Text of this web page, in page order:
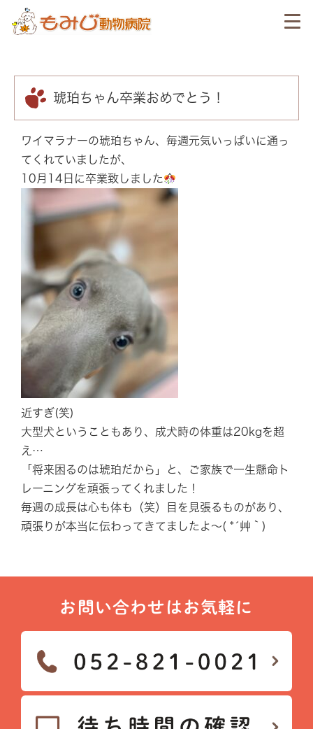
琥珀ちゃん卒業おめでとう！
ワイマラナーの琥珀ちゃん、毎週元気いっぱいに通っ
てくれていましたが、
10月14日に卒業致しました
近すぎ(笑)
大型犬ということもあり、成犬時の体重は20kgを超
え…
「将来困るのは琥珀だから」と、ご家族で一生懸命ト
レーニングを頑張ってくれました！
毎週の成長は心も体も（笑）目を見張るものがあり、
頑張りが本当に伝わってきてましたよ～( *´艸｀)
お問い合わせはお気軽に